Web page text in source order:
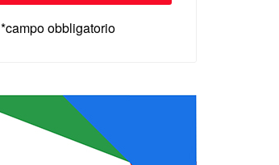
*campo obbligatorio